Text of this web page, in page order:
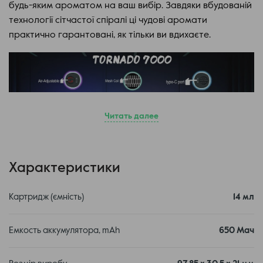
будь-яким ароматом на ваш вибір. Завдяки вбудованій
технології сітчастої спіралі ці чудові аромати
практично гарантовані, як тільки ви вдихаєте.
попередньо заповненої рідини для електронних
середній одноразовий пристрій. Щоразу, коли ви
Читать далее
Характеристики
Картридж (ємність) 14 мл
Емкость аккумулятора, mAh 650 Мач